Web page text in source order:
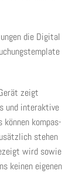
die Digital
zeigt
und interaktive
kompas-
stehen
wird sowie
keinen eigenen